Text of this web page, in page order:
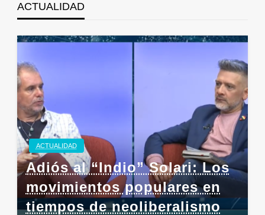
ACTUALIDAD
ACTUALIDAD
Adiós al “Indio” Solari: Los
movimientos populares en
tiempos de neoliberalismo